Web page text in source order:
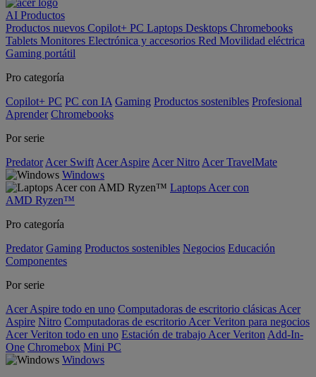
AI Productos
Productos nuevos Copilot+ PC Laptops Desktops Chromebooks
Tablets Monitores Electrónica y accesorios Red Movilidad eléctrica
Gaming portátil
Pro categoría
Copilot+ PC PC con IA Gaming Productos sostenibles Profesional
Aprender Chromebooks
Por serie
Predator Acer Swift Acer Aspire Acer Nitro Acer TravelMate
Windows
Laptops Acer con
AMD Ryzen™
Pro categoría
Predator Gaming Productos sostenibles Negocios Educación
Componentes
Por serie
Acer Aspire todo en uno Computadoras de escritorio clásicas Acer
Aspire Nitro Computadoras de escritorio Acer Veriton para negocios
Acer Veriton todo en uno Estación de trabajo Acer Veriton Add-In-
One Chromebox Mini PC
Windows